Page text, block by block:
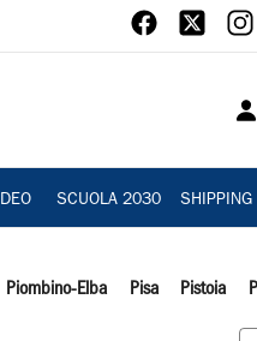
SCUOLA 2030 SHIPPING
Piombino-Elba Pisa Pistoia